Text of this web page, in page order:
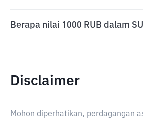
Berapa nilai 1000 RUB dalam
Disclaimer
Mohon diperhatikan, perdagangan